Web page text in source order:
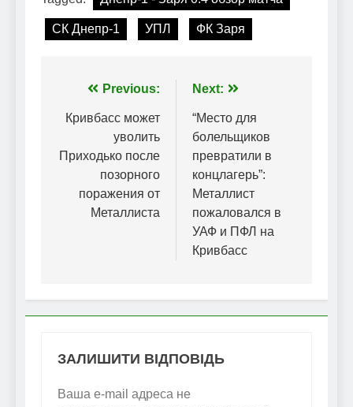
СК Днепр-1 УПЛ ФК Заря
Навігація
записів
Previous:
Кривбасс может
уволить
Приходько после
позорного
поражения от
Металлиста
Next:
“Место для
болельщиков
превратили в
концлагерь”:
Металлист
пожаловался в
УАФ и ПФЛ на
Кривбасс
ЗАЛИШИТИ ВІДПОВІДЬ
Ваша e-mail адреса не